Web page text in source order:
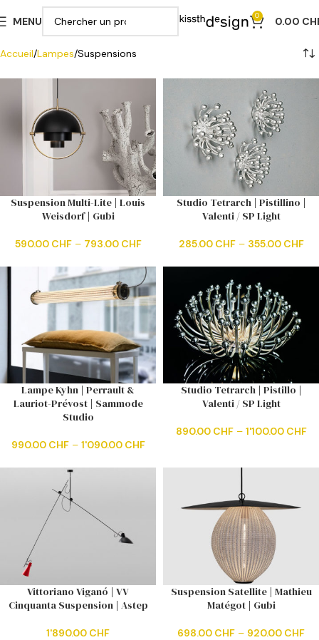
MENU 0 0.00
Accueil Lampes Suspensions
Suspension Multi-Lite | Louis
Weisdorf | Gubi
590.00 CHF– 793.00 CHF
Studio Tetrarch | Pistillino |
Valenti / SP Light
285.00 CHF– 355.00 CHF
Lampe Kyhn | Perrault &
Lauriot-Prévost | Sammode
Studio
990.00 CHF– 1'090.00 CHF
Studio Tetrarch | Pistillo |
Valenti / SP Light
890.00 CHF– 1'100.00 CHF
Vittoriano Viganó | VV
Cinquanta Suspension | Astep
1'890.00 CHF
Suspension Satellite | Mathieu
Matégot | Gubi
698.00 CHF – 920.00 CHF